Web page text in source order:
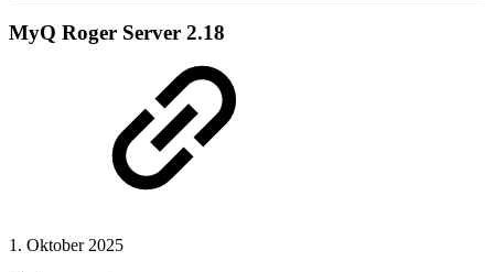
MyQ Roger Server 2.18
1. Oktober 2025